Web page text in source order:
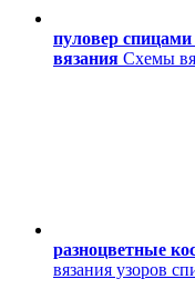
пуловер
вязания Схемы
разноцветные
вязания узоров